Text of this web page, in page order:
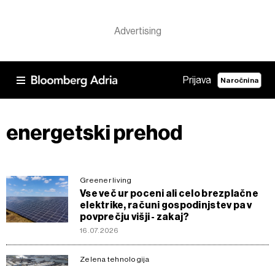
Prijava Naročnina
energetski prehod
Greener living
Vse več ur poceni ali celo brezplačne
elektrike, računi gospodinjstev pa v
povprečju višji - zakaj?
16.07.2026
Zelena tehnologija